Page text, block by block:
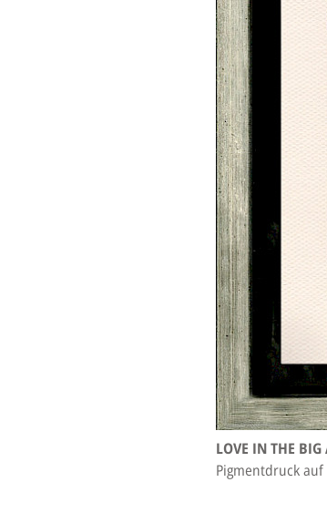
LOVE IN THE BIG
Pigmentdruck